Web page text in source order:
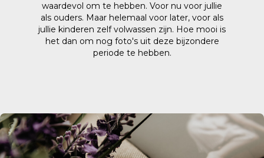
waardevol om te hebben. Voor nu voor jullie
als ouders. Maar helemaal voor later, voor als
jullie kinderen zelf volwassen zijn. Hoe mooi is
het dan om nog foto's uit deze bijzondere
periode te hebben.